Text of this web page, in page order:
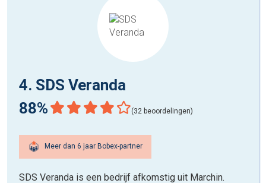
4. SDS Veranda
88%
(32 beoordelingen)
Meer dan 6 jaar Bobex-partner
SDS Veranda is een bedrijf afkomstig uit Marchin.